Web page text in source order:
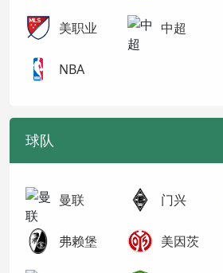
美职业 中超
NBA
球队
曼联 门兴
弗赖堡 美因茨